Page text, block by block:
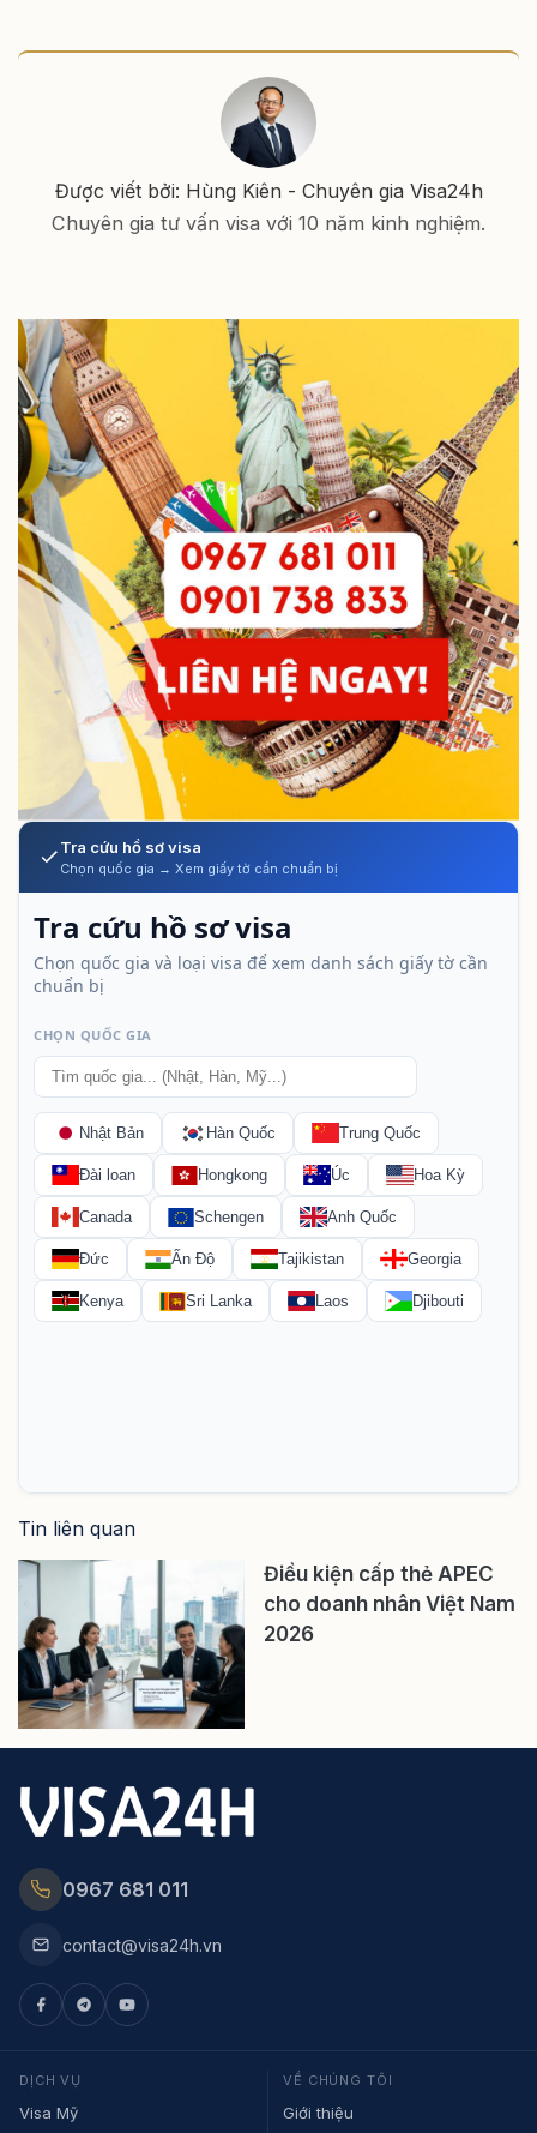
Được viết bởi: Hùng Kiên - Chuyên gia Visa24h
Chuyên gia tư vấn visa với 10 năm kinh nghiệm.
Tra cứu hồ sơ visa
Chọn quốc gia → Xem giấy tờ cần chuẩn bị
Tin liên quan
Điều kiện cấp thẻ APEC
cho doanh nhân Việt Nam
2026
0967 681 011
contact@visa24h.vn
DỊCH VỤ
Visa Mỹ
VỀ CHÚNG TÔI
Giới thiệu